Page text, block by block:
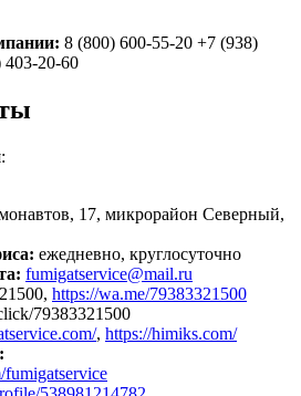
8 (800) 600-55-20 +7 (938)
403-20-60
17, микрорайон Северный,
ежедневно, круглосуточно
fumigatservice@mail.ru
https://wa.me/79383321500
79383321500
, https://himiks.com/